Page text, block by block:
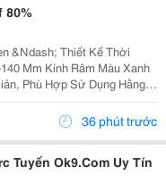
80%
&Ndash; Thiết Kế Thời
Màu Xanh
Phù Hợp Sử Dụng Hằng
Hoặc Di Chuyển Ngoài
Trời. Thông Tin Sản Phẩm: Màu Sắc: Xanh Green. ...
36 phút trước
Tuyến Ok9.Com Uy Tín